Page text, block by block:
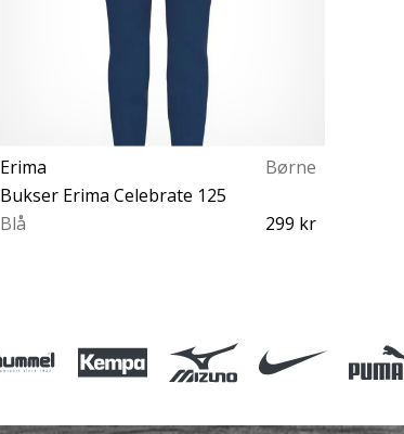
Erima
Børne
Bukser Erima Celebrate 125
Blå
299 kr